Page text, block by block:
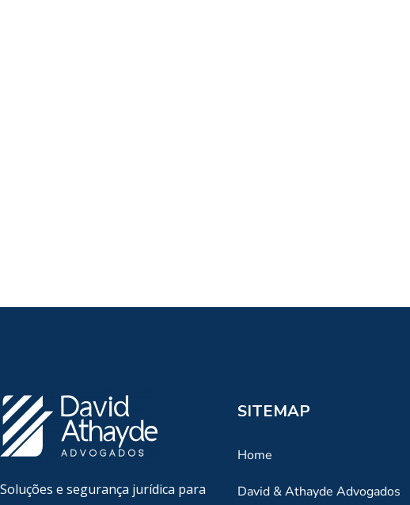
Soluções e segurança jurídica para
SITEMAP
Home
David & Athayde Advogados